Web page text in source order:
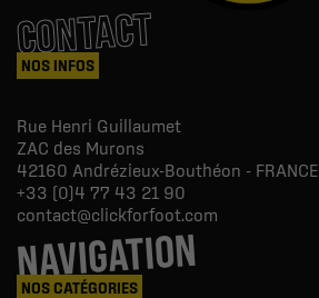
CONTACT
NOS INFOS
Rue Henri Guillaumet
ZAC des Murons
42160 Andrézieux-Bouthéon - FRANCE
+33 (0)4 77 43 21 90
contact@clickforfoot.com
NAVIGATION
NOS CATÉGORIES